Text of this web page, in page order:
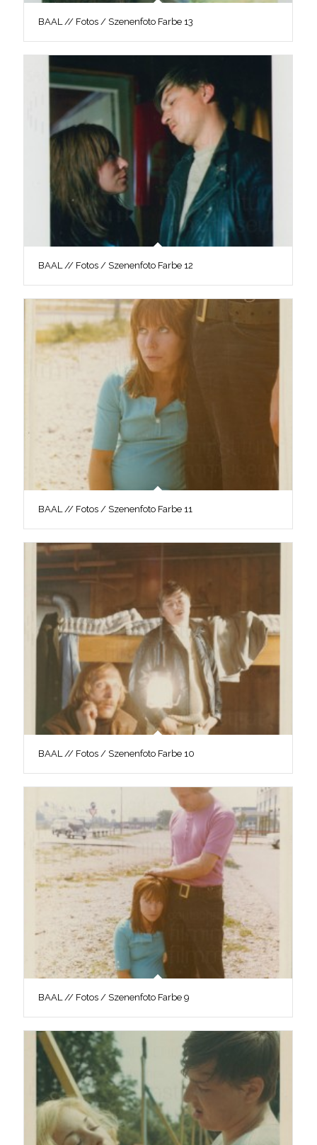
BAAL // Fotos / Szenenfoto Farbe 13
BAAL // Fotos / Szenenfoto Farbe 12
BAAL // Fotos / Szenenfoto Farbe 11
BAAL // Fotos / Szenenfoto Farbe 10
BAAL // Fotos / Szenenfoto Farbe 9